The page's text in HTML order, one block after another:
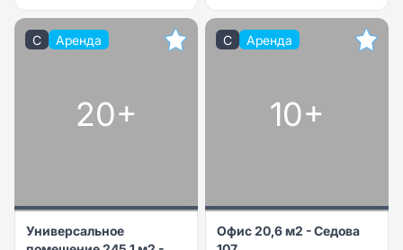
C Аренда
20+
Универсальное
C Аренда
10+
Офис 20,6 м2 - Седова